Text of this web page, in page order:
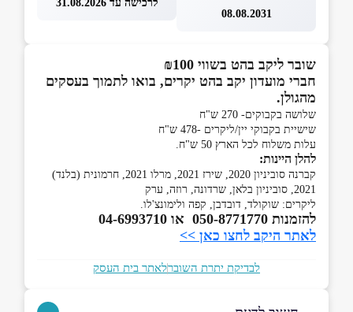
08.08.2031
לרכישה עד 31.08.2026
שובר ליקב בהט בשווי ₪100
חברי מועדון יקב בהט יקרים, בואו לתמוך בעסקים
מהגולן.
שלושה בקבוקים- 270 ש"ח
שישיית בקבוקי יין/ליקרים -478 ש"ח
עלות משלוח לכל הארץ 50 ש"ח.
להלן היינות:
קברנה סוביניון 2020, שירז 2021, מרלו 2021, חרמונית (בלנד)
2021, סוביניון בלאן, שרדונה, רוזה, ערק
ליקרים: שוקולד, דובדבן, קפה ולימונצ'לו.
להזמנות 050-8771770 או 04-6993710
לאתר היקב לחצו כאן >>
לבדיקת יתרת השוברלאתר בית העסק